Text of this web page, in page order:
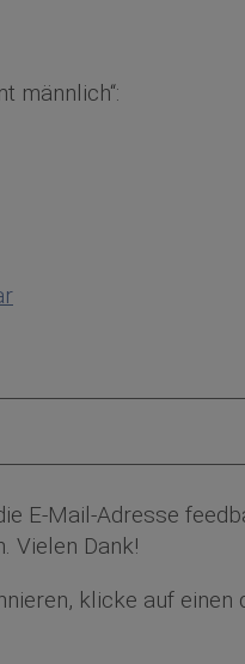
männlich“:
E-Mail-Adresse
Vielen Dank!
klicke auf einen